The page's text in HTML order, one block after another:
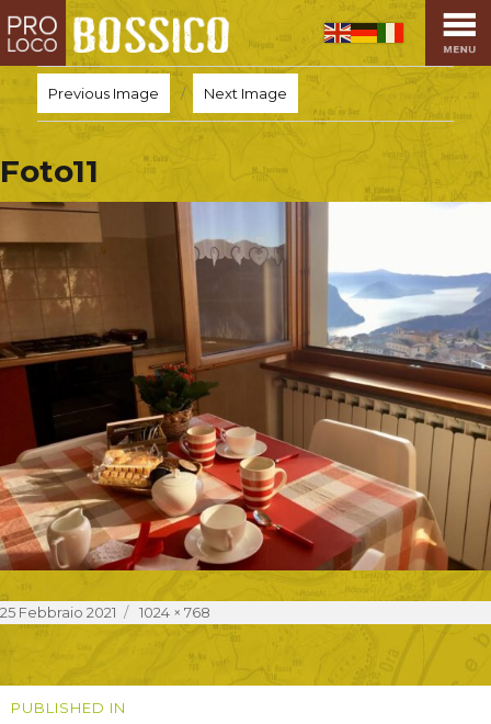
HOME
PRO LOCO
L’ALTOPIANO
PROMOZIONI
ASSOCIAZIONI
SPORT
OSPITALITÀ
SAPORI TIPICI
ARTE E CULTURA
COMMERCIO
DINTORNI
CONTATTI
Previous Image Next Image
Foto11
Posted
25 Febbraio 2021
Full
1024 × 768
Navigazione
PUBLISHED IN